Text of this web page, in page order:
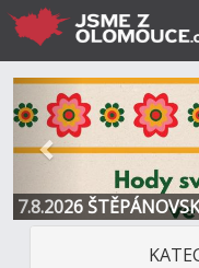
7.8.2026
Předchozí